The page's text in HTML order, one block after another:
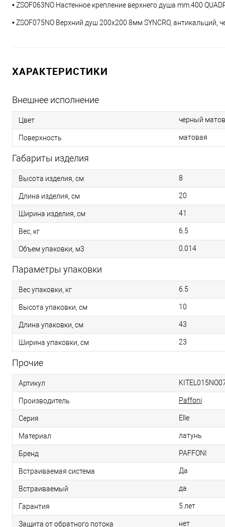
• ZSOF063NO Настенное крепление верхнего душа mm.400
• ZSOF075NO Верхний душ 200x200 8мм SYNCRO,
ХАРАКТЕРИСТИКИ
Внешнее исполнение
Цвет черный
Поверхность матовая
Габариты изделия
Высота изделия, см 8
Длина изделия, см 20
Ширина изделия, см 41
Вес, кг 6.5
Объем упаковки, м3 0.014
Параметры упаковки
Вес упаковки, кг 6.5
Высота упаковки, см 10
Длина упаковки, см 43
Ширина упаковки, см 23
Прочие
Артикул
Производитель Paffoni
Серия Elle
Материал латунь
Бренд PAFFONI
Встраиваемая система Да
Встраиваемый да
Гарантия 5 лет
Защита от обратного потока нет